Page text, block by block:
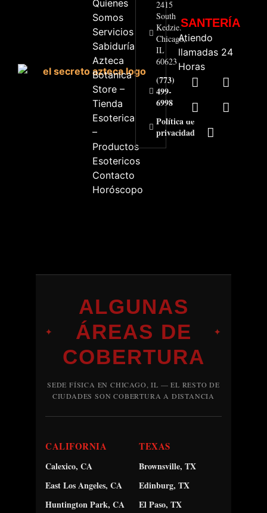
Quienes
Somos
Servicios
Sabiduría
Azteca
Botanica
Store –
Tienda
Esoterica
–
Productos
Esotericos
Contacto
Horóscopo
2415
South
Kedzie.
Chicago,
IL
60623
(773)
499-
6998
Política de
privacidad
SANTERÍA
Atiendo
llamadas 24
Horas
✦
ALGUNAS
ÁREAS DE
COBERTURA
✦
SEDE FÍSICA EN CHICAGO, IL — EL RESTO DE
CIUDADES SON COBERTURA A DISTANCIA
CALIFORNIA
Calexico, CA
East Los Angeles, CA
Huntington Park, CA
TEXAS
Brownsville, TX
Edinburg, TX
El Paso, TX